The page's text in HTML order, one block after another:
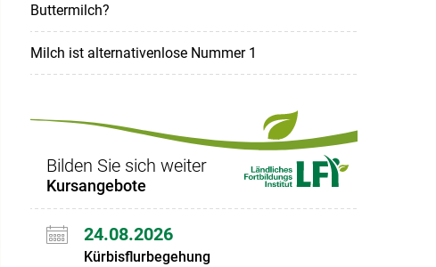
Buttermilch?
Milch ist alternativenlose Nummer 1
Bilden Sie sich weiter
Kursangebote
24.08.2026
Kürbisflurbegehung